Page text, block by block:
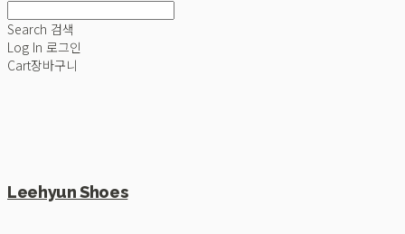
Search 검색
Log In 로그인
Cart장바구니
Leehyun Shoes